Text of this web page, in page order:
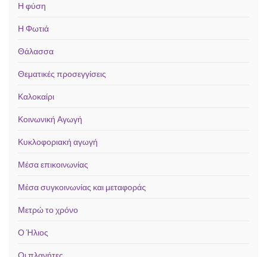
Η φύση
Η Φωτιά
Θάλασσα
Θεματικές προσεγγίσεις
Καλοκαίρι
Κοινωνική Αγωγή
Κυκλοφοριακή αγωγή
Μέσα επικοινωνίας
Μέσα συγκοινωνίας και μεταφοράς
Μετρώ το χρόνο
Ο Ήλιος